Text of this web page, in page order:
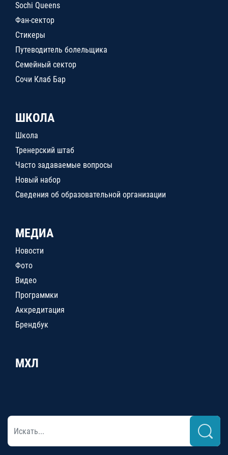
Sochi Queens
Фан-сектор
Стикеры
Путеводитель болельщика
Семейный сектор
Сочи Клаб Бар
ШКОЛА
Школа
Тренерский штаб
Часто задаваемые вопросы
Новый набор
Сведения об образовательной организации
МЕДИА
Новости
Фото
Видео
Программки
Аккредитация
Брендбук
МХЛ